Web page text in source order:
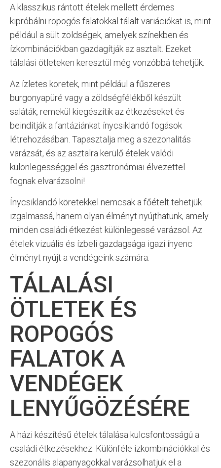
A klasszikus rántott ételek mellett érdemes
kipróbálni ropogós falatokkal tálalt variációkat is, mint
például a sült zöldségek, amelyek színekben és
ízkombinációkban gazdagítják az asztalt. Ezeket
tálalási ötleteken keresztül még vonzóbbá tehetjük.
Az ízletes köretek, mint például a fűszeres
burgonyapüré vagy a zöldségfélékből készült
saláták, remekül kiegészítik az étkezéseket és
beindítják a fantáziánkat ínycsiklandó fogások
létrehozásában. Tapasztalja meg a szezonalitás
varázsát, és az asztalra kerülő ételek valódi
különlegességgel és gasztronómiai élvezettel
fognak elvarázsolni!
Ínycsiklandó köretekkel nemcsak a főételt tehetjük
izgalmassá, hanem olyan élményt nyújthatunk, amely
minden családi étkezést különlegessé varázsol. Az
ételek vizuális és ízbeli gazdagsága igazi ínyenc
élményt nyújt a vendégeink számára.
TÁLALÁSI
ÖTLETEK ÉS
ROPOGÓS
FALATOK A
VENDÉGEK
LENYŰGÖZÉSÉRE
A házi készítésű ételek tálalása kulcsfontosságú a
családi étkezésekhez. Különféle ízkombinációkkal és
szezonális alapanyagokkal varázsolhatjuk el a